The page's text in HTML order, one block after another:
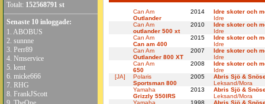
Totalt: 152568791 st
Senaste 10 inloggade:
1. ABOBUS
2. sunnne
3. Perr89
4. Nmservice
5. kent
6. micke666
7. RHG
8. FrankJScott
Can Am
Outlander
2014
Idre skoter och
Idre
Can Am
outlander 500 xt
2010
Idre skoter och
Idre
Can Am
Can am 400
2015
Idre skoter och
Idre
Can Am
Outlander 800 XT
2007
Idre skoter och
Idre
Can Am
650
2008
Idre skoter och
Idre
[JA]
Polaris
Sportsman 800
2005
Abris Sjö &
Leksand/Mora
Yamaha
Grizzly 550IRS
2013
Abris Sjö &
Leksand/Mora
Yamaha
1998
Abris Sjö &